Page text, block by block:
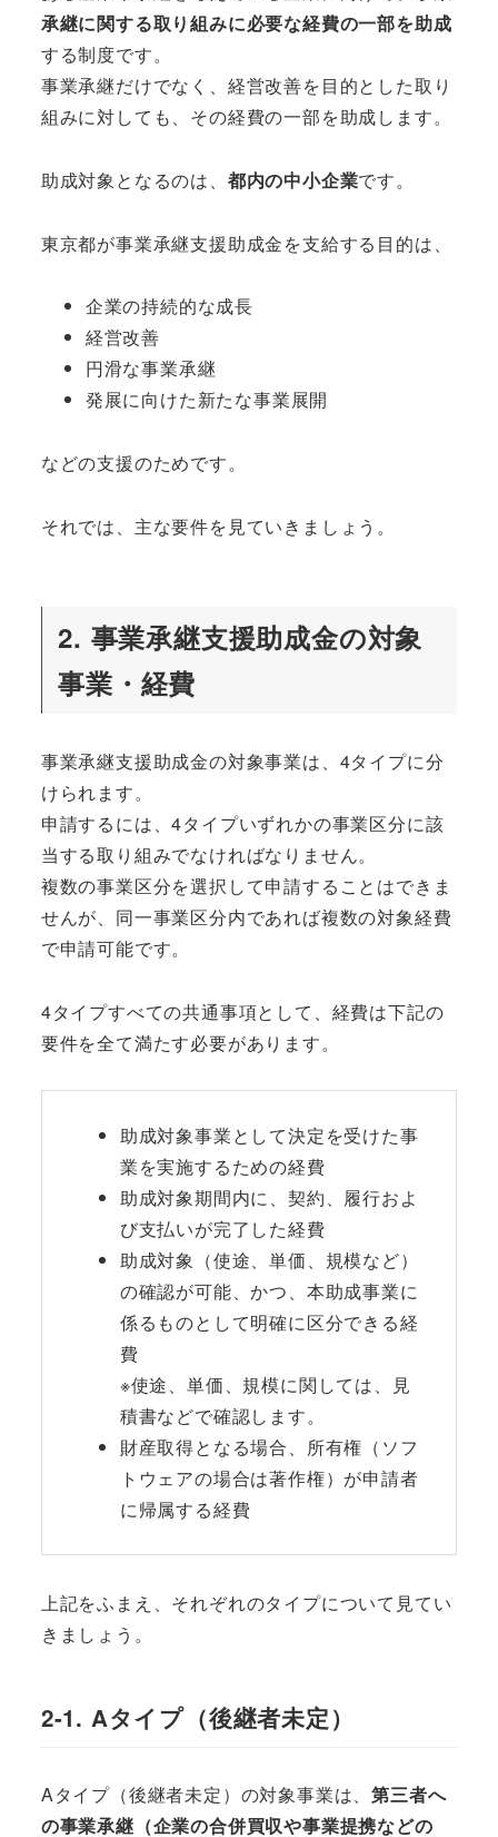
承継に関する取り組みに必要な経費の一部を助成
する制度です。
事業承継だけでなく、経営改善を目的とした取り
組みに対しても、その経費の一部を助成します。
助成対象となるのは、 都内の中小企業です。
東京都が事業承継支援助成金を支給する目的は、
企業の持続的な成長
経営改善
円滑な事業承継
発展に向けた新たな事業展開
などの支援のためです。
それでは、主な要件を見ていきましょう。
2. 事業承継支援助成金の対象
事業・経費
事業承継支援助成金の対象事業は、4タイプに分
けられます。
申請するには、4タイプいずれかの事業区分に該
当する取り組みでなければなりません。
複数の事業区分を選択して申請することはできま
せんが、同一事業区分内であれば複数の対象経費
で申請可能です。
4タイプすべての共通事項として、経費は下記の
要件を全て満たす必要があります。
助成対象事業として決定を受けた事
業を実施するための経費
助成対象期間内に、契約、履行およ
び支払いが完了した経費
助成対象（使途、単価、規模など）
の確認が可能、かつ、本助成事業に
係るものとして明確に区分できる経
費
※使途、単価、規模に関しては、見
積書などで確認します。
財産取得となる場合、所有権（ソフ
トウェアの場合は著作権）が申請者
に帰属する経費
上記をふまえ、それぞれのタイプについて見てい
きましょう。
2-1. Aタイプ（後継者未定）
Aタイプ（後継者未定）の対象事業は、第三者へ
の事業承継（企業の合併買収や事業提携などの